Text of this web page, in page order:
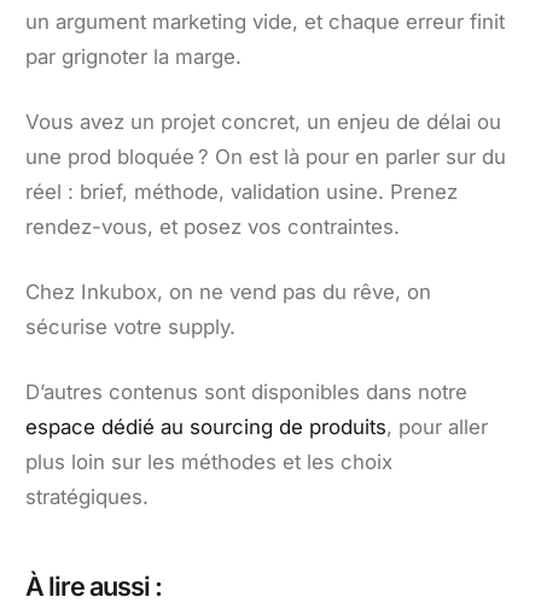
un argument marketing vide, et chaque erreur finit
par grignoter la marge.
Vous avez un projet concret, un enjeu de délai ou
une prod bloquée ? On est là pour en parler sur du
réel : brief, méthode, validation usine. Prenez
rendez-vous, et posez vos contraintes.
Chez Inkubox, on ne vend pas du rêve, on
sécurise votre supply.
D’autres contenus sont disponibles dans notre
espace dédié au sourcing de produits, pour aller
plus loin sur les méthodes et les choix
stratégiques.
À lire aussi :